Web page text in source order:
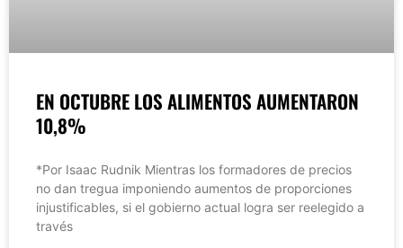
EN OCTUBRE LOS ALIMENTOS AUMENTARON
10,8%
*Por Isaac Rudnik Mientras los formadores de precios
no dan tregua imponiendo aumentos de proporciones
injustificables, si el gobierno actual logra ser reelegido a
través